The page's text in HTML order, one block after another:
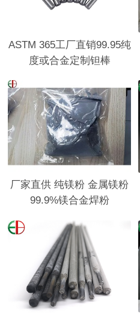
ASTM 365工厂直销99.95纯
度或合金定制钽棒
厂家直供 纯镁粉 金属镁粉
99.9%镁合金焊粉